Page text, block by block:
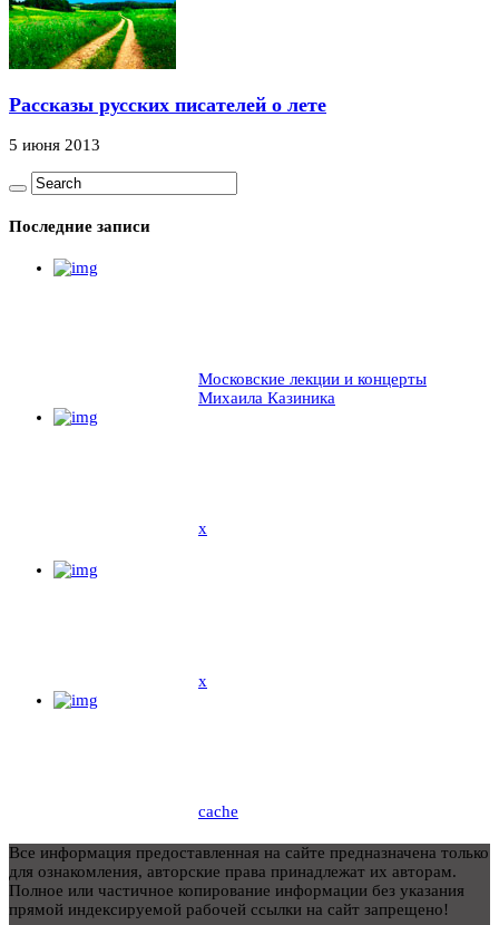
Рассказы русских писателей о лете
5 июня 2013
Последние записи
Московские лекции и концерты
Михаила Казиника
x
x
cache
Все информация предоставленная на сайте предназначена только
для ознакомления, авторские права принадлежат их авторам.
Полное или частичное копирование информации без указания
прямой индексируемой рабочей ссылки на сайт запрещено!